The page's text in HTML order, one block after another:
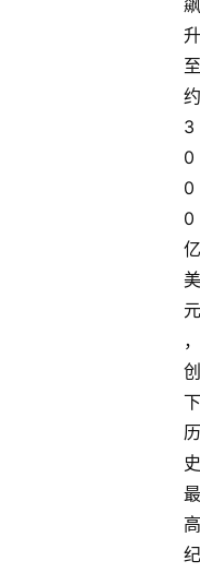
飙
升
至
约
3
0
0
0
亿
美
元
，
创
下
历
史
最
高
纪